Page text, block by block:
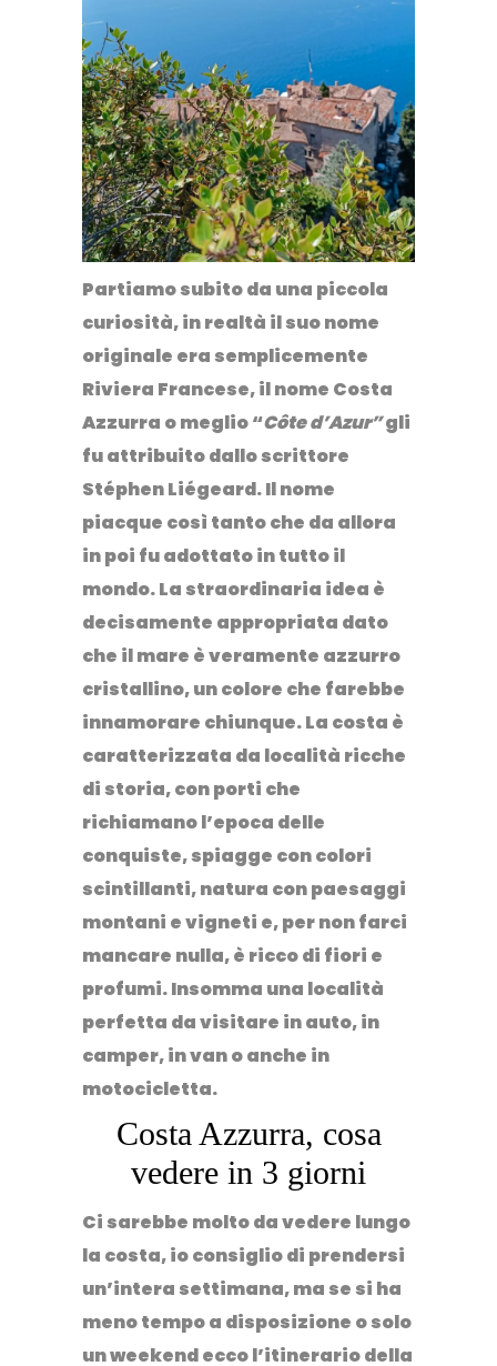
Partiamo subito da una piccola
curiosità, in realtà il suo nome
originale era semplicemente
Riviera Francese, il nome Costa
Azzurra o meglio “Côte d’Azur”gli
fu attribuito dallo scrittore
Stéphen Liégeard. Il nome
piacque così tanto che da allora
in poi fu adottato in tutto il
mondo. La straordinaria idea è
decisamente appropriata dato
che il mare è veramente azzurro
cristallino, un colore che farebbe
innamorare chiunque. La costa è
caratterizzata da località ricche
di storia, con porti che
richiamano l’epoca delle
conquiste, spiagge con colori
scintillanti, natura con paesaggi
montani e vigneti e, per non farci
mancare nulla, è ricco di fiori e
profumi. Insomma una località
perfetta da visitare in auto, in
camper, in van o anche in
motocicletta.
Costa Azzurra, cosa
vedere in 3 giorni
Ci sarebbe molto da vedere lungo
la costa, io consiglio di prendersi
un’intera settimana, ma se si ha
meno tempo a disposizione o solo
un weekend ecco l’itinerario della